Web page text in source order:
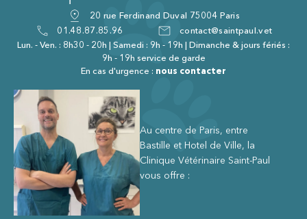
20 rue Ferdinand Duval 75004 Paris
01.48.87.85.96
contact@saintpaul.vet
Lun. - Ven. : 8h30 - 20h | Samedi : 9h - 19h | Dimanche & jours fériés :
9h - 19h service de garde
En cas d'urgence : nous contacter
Au centre de Paris, entre
Bastille et Hotel de Ville, la
Clinique Vétérinaire Saint-Paul
vous offre :